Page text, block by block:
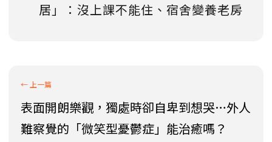
居」：沒上課不能住、宿舍變養老房
表面開朗樂觀，獨處時卻自卑到想哭…外人
難察覺的「微笑型憂鬱症」能治癒嗎？